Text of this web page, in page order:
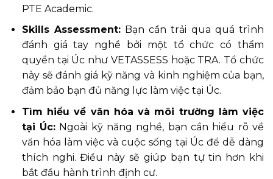
PTE Academic.
Skills Assessment:Bạn cần trải qua quá trình
đánh giá tay nghề bởi một tổ chức có thẩm
quyền tại Úc như VETASSESS hoặc TRA. Tổ chức
này sẽ đánh giá kỹ năng và kinh nghiệm của bạn,
đảm bảo bạn đủ năng lực làm việc tại Úc.
Tìm hiểu về văn hóa và môi trường làm việc
tại Úc: Ngoài kỹ năng nghề, bạn cần hiểu rõ về
văn hóa làm việc và cuộc sống tại Úc để dễ dàng
thích nghi. Điều này sẽ giúp bạn tự tin hơn khi
bắt đầu hành trình định cư.